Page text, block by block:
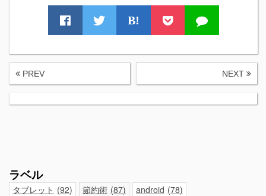
B!
PREV NEXT
ラベル
タブレット 92 節約術 87 android 78